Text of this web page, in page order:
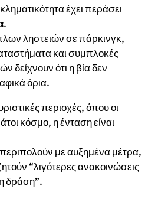
έχει περάσει
.
ληστειών σε πάρκινγκ,
και συμπλοκές
δείχνουν ότι η βία δεν
όρια.
περιοχές, όπου οι
κόσμο, η ένταση είναι
με αυξημένα μέτρα,
“λιγότερες ανακοινώσεις
δράση”.